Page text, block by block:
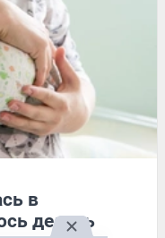
в
делать